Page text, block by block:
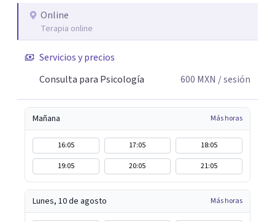
Online
Terapia online
Servicios y precios
Consulta para Psicología
600 MXN / sesión
Mañana Más horas
16:05 17:05
18:05
19:05
20:05 21:05
Lunes, 10 de agosto Más horas